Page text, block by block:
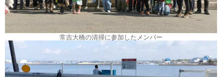
常吉大橋の清掃に参加したメンバー